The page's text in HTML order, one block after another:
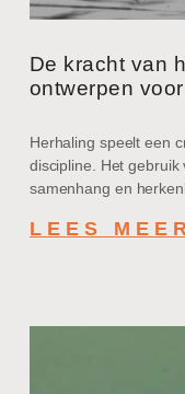
De kracht van
ontwerpen
Herhaling speelt een
discipline. Het
samenhang en
LEES